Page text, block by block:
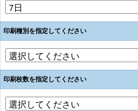
印刷種別を指定してください
印刷枚数を指定してください